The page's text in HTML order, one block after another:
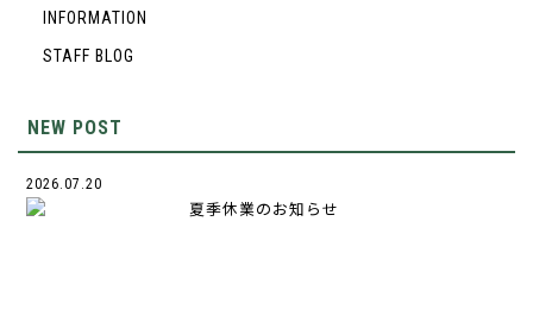
INFORMATION
STAFF BLOG
NEW POST
2026.07.20
夏季休業のお知らせ